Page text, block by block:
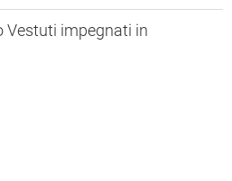
Vestuti impegnati in